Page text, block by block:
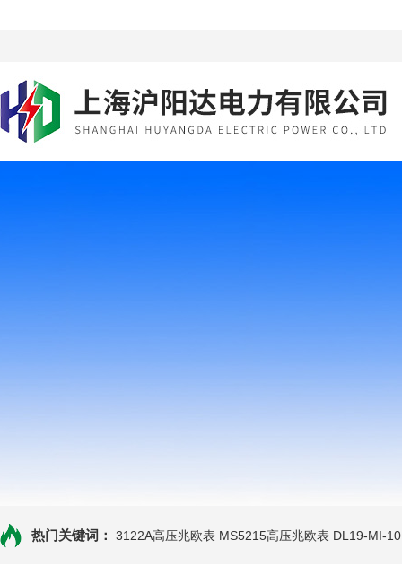
热门关键词： 3122A高压兆欧表 MS5215高压兆欧表 DL19-MI-